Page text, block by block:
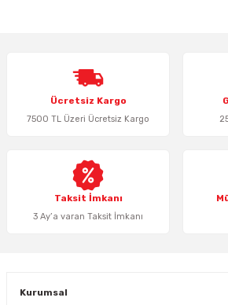
Ürün resmi kalitesiz, bozuk veya
Ürün açıklamasında eksik bilgiler bulunuyor.
Ürün bilgilerinde hatalar bulunuyor.
Bu ürüne benzer farklı alternatifler olmalı.
Ücretsiz Kargo
7500 TL Üzeri Ücretsiz Kargo
Taksit İmkanı
3 Ay’a varan Taksit İmkanı
Kurumsal